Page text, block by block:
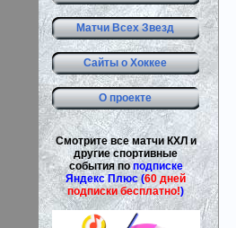
Матчи Всех Звезд
Сайты о Хоккее
О проекте
Смотрите все матчи КХЛ и
другие спортивные
события поподписке
Яндекс Плюс (60 дней
подписки бесплатно!)